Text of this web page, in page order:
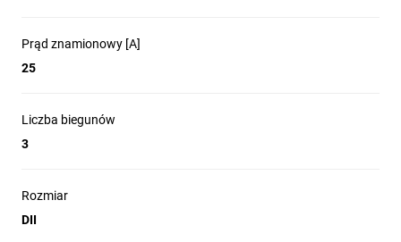
Prąd znamionowy [A]
25
Liczba biegunów
3
Rozmiar
DII